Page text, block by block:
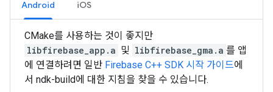
Android iOS
CMake를 사용하는 것이 좋지만
libfirebase_app.a 및 libfirebase_gma.a 를 앱
에 연결하려면 일반 Firebase C++ SDK 시작 가이드에
서 ndk-build에 대한 지침을 찾을 수 있습니다.